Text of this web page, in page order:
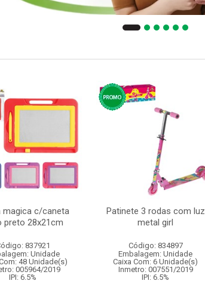
magica c/caneta
preto 28x21cm
837921
Unidade
48 Unidade(s)
005964/2019
IPI: 6.5%
Patinete 3 rodas com luz
metal girl
Código: 834897
Embalagem: Unidade
Caixa Com: 6 Unidade(s)
Inmetro: 007551/2019
IPI: 6.5%